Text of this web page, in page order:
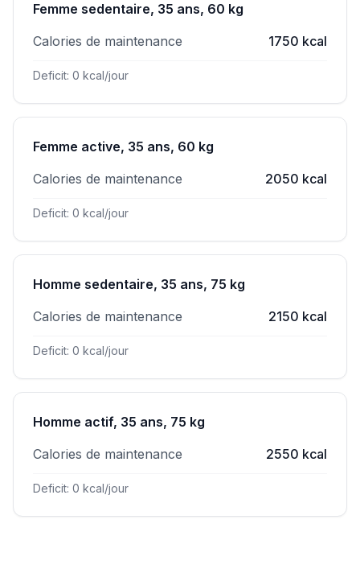
Femme sedentaire, 35 ans, 60 kg
Calories de maintenance
1750 kcal
Deficit: 0 kcal/jour
Femme active, 35 ans, 60 kg
Calories de maintenance
2050 kcal
Deficit: 0 kcal/jour
Homme sedentaire, 35 ans, 75 kg
Calories de maintenance
2150 kcal
Deficit: 0 kcal/jour
Homme actif, 35 ans, 75 kg
Calories de maintenance
2550 kcal
Deficit: 0 kcal/jour